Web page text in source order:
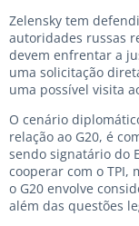
Zelensky tem
autoridades russas
devem enfrentar a
uma solicitação
uma possível visita
O cenário
relação ao G20, é
sendo signatário do
cooperar com o TPI,
o G20 envolve
além das questões